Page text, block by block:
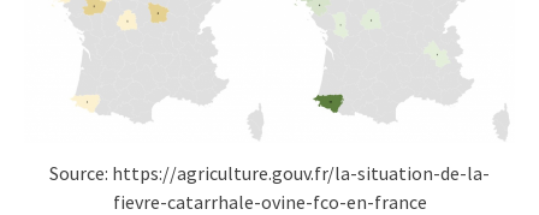
Source: https://agriculture.gouv.fr/la-situation-de-la-
fievre-catarrhale-ovine-fco-en-france